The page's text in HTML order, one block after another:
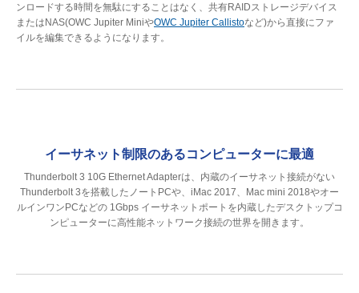
ンロードする時間を無駄にすることはなく、共有RAIDストレージデバイス
またはNAS(OWC Jupiter MiniやOWC Jupiter Callistoなど)から直接にファ
イルを編集できるようになります。
イーサネット制限のあるコンピューターに最適
Thunderbolt 3 10G Ethernet Adapterは、内蔵のイーサネット接続がない
Thunderbolt 3を搭載したノートPCや、iMac 2017、Mac mini 2018やオー
ルインワンPCなどの 1Gbps イーサネットポートを内蔵したデスクトップコ
ンピューターに高性能ネットワーク接続の世界を開きます。